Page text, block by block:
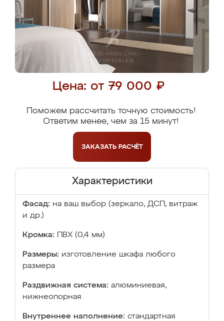
Цена: от 79 000 ₽
Поможем рассчитать точную стоимость!
Ответим менее, чем за 15 минут!
ЗАКАЗАТЬ РАСЧЁТ
Характеристики
Фасад: на ваш выбор (зеркало, ДСП, витраж
и др.)
Кромка: ПВХ (0,4 мм)
Размеры: изготовление шкафа любого
размера
Раздвижная система: алюминиевая,
нижнеопорная
Внутреннее наполнение: стандартная